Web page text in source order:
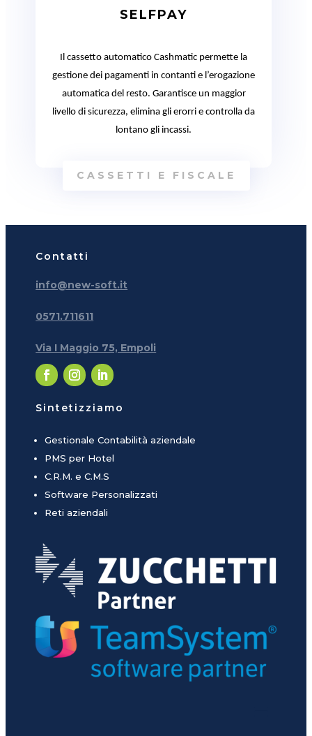
SELFPAY
Il cassetto automatico Cashmatic permette la
gestione dei pagamenti in contanti e l’erogazione
automatica del resto. Garantisce un maggior
livello di sicurezza, elimina gli erorri e controlla da
lontano gli incassi.
CASSETTI E FISCALE
Contatti
info@new-soft.it
0571.711611
Via I Maggio 75, Empoli
Sintetizziamo
Gestionale Contabilità aziendale
PMS per Hotel
C.R.M. e C.M.S
Software Personalizzati
Reti aziendali